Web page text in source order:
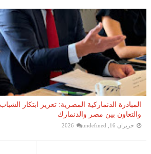
المبادرة الدنماركية المصرية: تعزيز ابتكار
والتعاون بين مصر والدنمارك
حزيران 16, 2026 undefined